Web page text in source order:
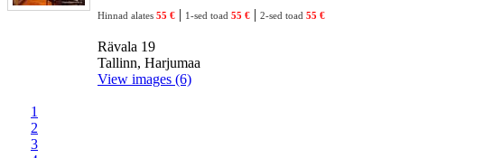
Hinnad alates 55 € | 1-sed toad 55 € | 2-sed toad 55 €
Rävala 19
Tallinn, Harjumaa
View images (6)
1
2
3